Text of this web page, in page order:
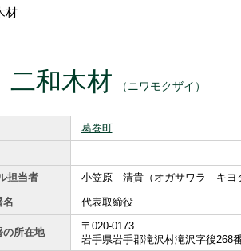
材
二和木材 （ニワモクザイ）
葛巻町
担当者 小笠原 清貴（オガサワラ キヨ
代表取締役
所在地
〒020-0173
岩手県岩手郡滝沢村滝沢字後268